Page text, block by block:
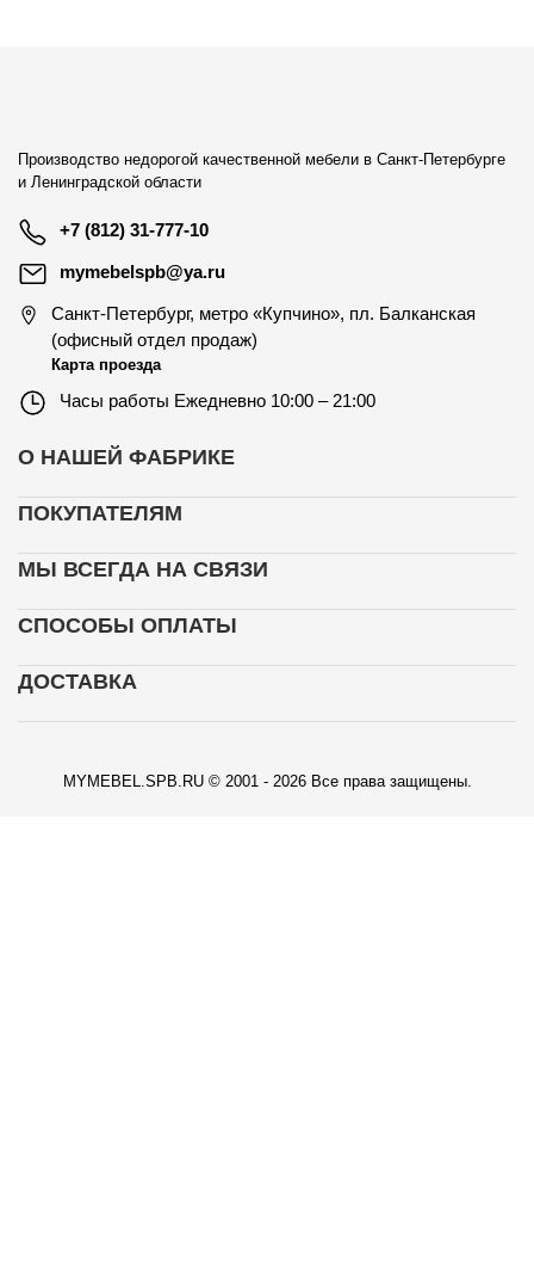
Производство недорогой качественной мебели в Санкт-Петербурге
и Ленинградской области
+7 (812) 31-777-10
mymebelspb@ya.ru
Санкт-Петербург, метро «Купчино», пл. Балканская
(офисный отдел продаж)
Карта проезда
Часы работы Ежедневно 10:00 – 21:00
О НАШЕЙ ФАБРИКЕ
ПОКУПАТЕЛЯМ
МЫ ВСЕГДА НА СВЯЗИ
СПОСОБЫ ОПЛАТЫ
ДОСТАВКА
MYMEBEL.SPB.RU © 2001 - 2026 Все права защищены.